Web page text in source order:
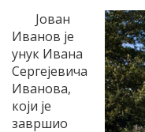
Јован
Иванов је
унук Ивана
Сергејевича
Иванова,
који је
завршио